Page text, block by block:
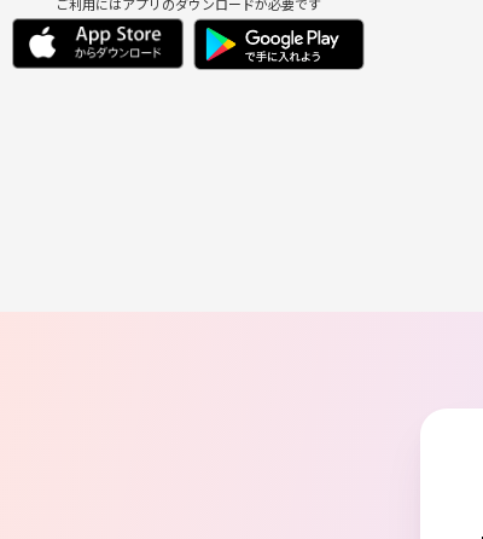
難波が多いですが、関西なら
のジャンルは洋画/邦画、実
ルジャンルです。 映画の前後
ます。ぜひ、映画について
映画を観るので、 楽しさ倍増ですし、ゆくゆくは
館を貸し切りたいとも考えてますっ😆💕💕 観る映画
は、洋画・邦画・アニメ問わず、一人ひとりがプラ
になるものをチョイスしてますっ😆🎉✨✨ 映画が好